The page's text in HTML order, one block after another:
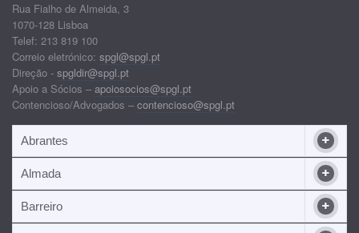
Rua Fialho de Almeida, 3
1070-128 Lisboa
Telef: 213 819 100
Correio eletrónico: spgl@spgl.pt
Direção - spgldir@spgl.pt
Apoio a Sócios – apoiosocios@spgl.pt
Contencioso/Advogados – contencioso@spgl.pt
Abrantes
Almada
Barreiro